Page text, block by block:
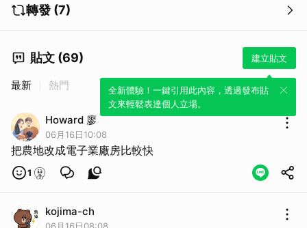
轉發 (7)
貼文 (69) 建立貼文
全新體驗！一鍵引用此內容，透過發布貼
文來輕鬆表達個人立場。
最新 熱門
Howard 廖
06月16日10:08
把農地改成電子業廠房比較快
1
kojima-ch